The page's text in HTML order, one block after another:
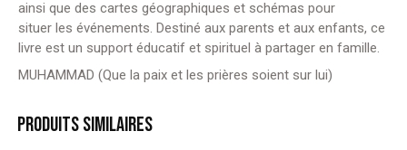
ainsi que des cartes géographiques et schémas pour
situer les événements. Destiné aux parents et aux enfants, ce
livre est un support éducatif et spirituel à partager en famille.
MUHAMMAD (Que la paix et les prières soient sur lui)
PRODUITS SIMILAIRES